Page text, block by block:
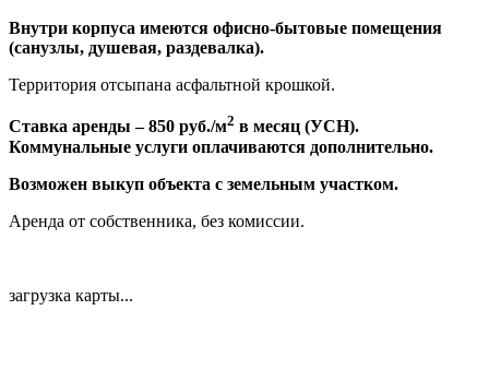
Внутри корпуса имеются офисно-бытовые помещения
(санузлы, душевая, раздевалка).
Территория отсыпана асфальтной крошкой.
Ставка аренды – 850 руб./м2 в месяц (УСН).
Коммунальные услуги оплачиваются дополнительно.
Возможен выкуп объекта с земельным участком.
Аренда от собственника, без комиссии.
загрузка карты...